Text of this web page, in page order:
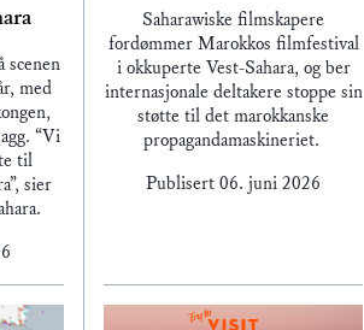
scenen
med
“Vi
til
sier
Saharawiske filmskapere
fordømmer Marokkos filmfestival
i okkuperte Vest-Sahara, og ber
internasjonale deltakere stoppe sin
støtte til det marokkanske
propagandamaskineriet.
Publisert 06. juni 2026